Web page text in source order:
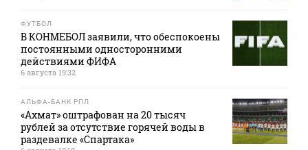
ФУТБОЛ
В КОНМЕБОЛ заявили, что обеспокоены
постоянными односторонними
действиями ФИФА
6 августа 19:32
АЛЬФА-БАНК РПЛ
«Ахмат» оштрафован на 20 тысяч
рублей за отсутствие горячей воды в
раздевалке «Спартака»